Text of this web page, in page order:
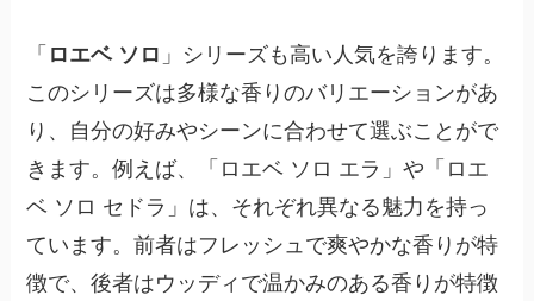
「 ロエベ ソロ 」シリーズも高い人気を誇ります。
このシリーズは多様な香りのバリエーションがあ
り、自分の好みやシーンに合わせて選ぶことがで
きます。例えば、「ロエベ ソロ エラ」や「ロエ
ベ ソロ セドラ」は、それぞれ異なる魅力を持っ
ています。前者はフレッシュで爽やかな香りが特
徴で、後者はウッディで温かみのある香りが特徴